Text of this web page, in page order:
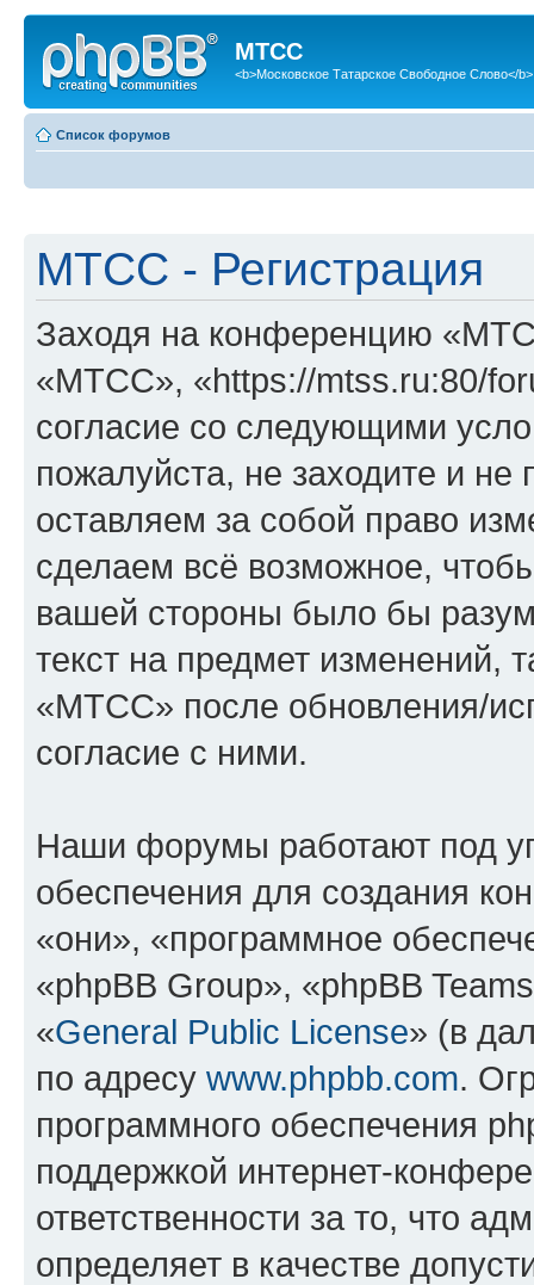
МТСС
<b>Московское Татарское Свободное Слово</b>
Список форумов
МТСС - Регистрация
Заходя на конференцию
«МТСС», «https://mtss.ru:80/
согласие со следующими
пожалуйста, не заходите и
оставляем за собой право
сделаем всё возможное,
вашей стороны было бы
текст на предмет изменений,
«МТСС» после обновления/
согласие с ними.
Наши форумы работают под
обеспечения для создания
«они», «программное
«phpBB Group», «phpBB
«General Public License» (в
по адресу www.phpbb.com.
программного обеспечения
поддержкой интернет-
ответственности за то, что
определяет в качестве